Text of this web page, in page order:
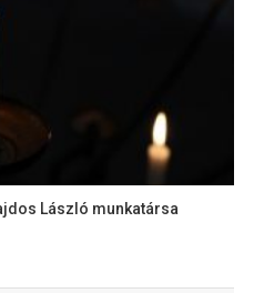
László munkatársa